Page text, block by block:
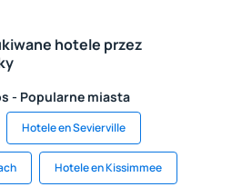
hotele przez
- Popularne miasta
Hotele en Sevierville
Hotele en Kissimmee